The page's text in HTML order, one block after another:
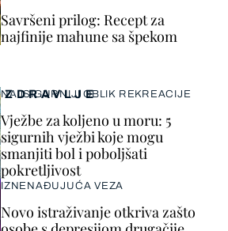
ZDRAVLJE
NAJSIGURNIJI OBLIK REKREACIJE
Vježbe za koljeno u moru: 5
sigurnih vježbi koje mogu
smanjiti bol i poboljšati
pokretljivost
IZNENAĐUJUĆA VEZA
Novo istraživanje otkriva zašto
Savršeni prilog: Recept za
najfinije mahune sa špekom